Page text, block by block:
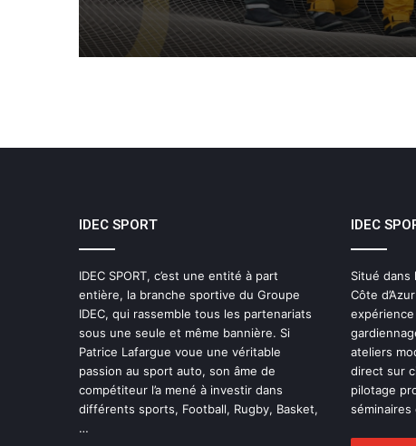
IDEC SPORT
IDEC SPORT, c’est une entité à part
entière, la branche sportive du Groupe
IDEC, qui rassemble tous les partenariats
sous une seule et même bannière. Si
Patrice Lafargue voue une véritable
passion au sport auto, son âme de
compétiteur l’a mené à investir dans
différents sports, Football, Rugby, Basket,
…
IDEC
Situé dans
Côte
ateliers
direct sur
pilotage